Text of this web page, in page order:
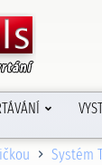
Systém